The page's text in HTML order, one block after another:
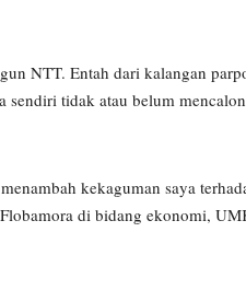
NTT. Entah dari kalangan
tidak atau belum
kekaguman saya
di bidang ekonomi,